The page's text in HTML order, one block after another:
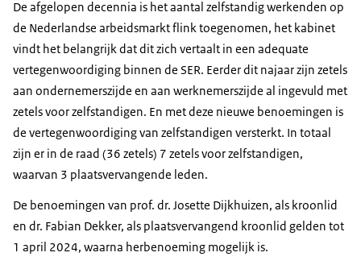
De afgelopen decennia is het aantal zelfstandig werkenden op
de Nederlandse arbeidsmarkt flink toegenomen, het kabinet
vindt het belangrijk dat dit zich vertaalt in een adequate
vertegenwoordiging binnen de SER. Eerder dit najaar zijn zetels
aan ondernemerszijde en aan werknemerszijde al ingevuld met
zetels voor zelfstandigen. En met deze nieuwe benoemingen is
de vertegenwoordiging van zelfstandigen versterkt. In totaal
zijn er in de raad (36 zetels) 7 zetels voor zelfstandigen,
waarvan 3 plaatsvervangende leden.
De benoemingen van prof. dr. Josette Dijkhuizen, als kroonlid
en dr. Fabian Dekker, als plaatsvervangend kroonlid gelden tot
1 april 2024, waarna herbenoeming mogelijk is.